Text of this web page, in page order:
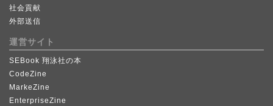
社会貢献
外部送信
運営サイト
SEBook 翔泳社の本
CodeZine
MarkeZine
EnterpriseZine